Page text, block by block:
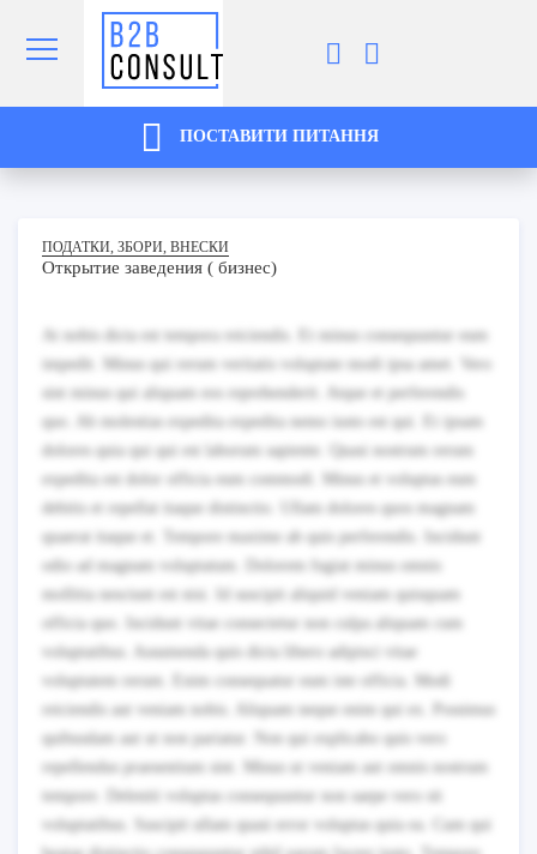
ПОСТАВИТИ ПИТАННЯ
ПОДАТКИ, ЗБОРИ, ВНЕСКИ
Открытие заведения ( бизнес)
At nobis dicta est tempora reiciendis. Et minus consequuntur eum
impedit. Minus qui rerum veritatis voluptate modi ipsa amet. Vero
sint minus qui aliquam eos reprehenderit. Atque et perferendis
quo. Ab molestias expedita expedita nemo iusto est qui. Et ipsam
dolores quia qui qui est laborum sapiente. Quasi nostrum rerum
expedita est dolor officia eum commodi. Minus et voluptas eum
debitis et repellat itaque distinctio. Ullam dolores quos magnam
quaerat itaque et. Tempore maxime ab quis perferendis. Incidunt
odio ad magnam voluptatum. Dolorem fugiat minus omnis
mollitia nesciunt est nisi. Id suscipit aliquid veniam quisquam
officia quo. Incidunt vitae consectetur non culpa aliquam cum
voluptatibus. Assumenda quis dicta libero adipisci vitae
voluptatem rerum. Enim consequatur eum iste officia. Modi
reiciendis aut veniam nobis. Aliquam neque enim qui ex. Possimus
quibusdam aut ut non pariatur. Non qui explicabo quis vero
repellendus praesentium sint. Minus ut veniam aut omnis nostrum
tempore. Deleniti voluptas consequuntur non saepe vero sit
voluptatibus. Suscipit ullam quasi error voluptas quia ea. Cum qui